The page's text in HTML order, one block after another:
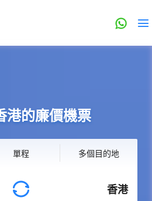
港的廉價機票
單程 多個目的地
香港